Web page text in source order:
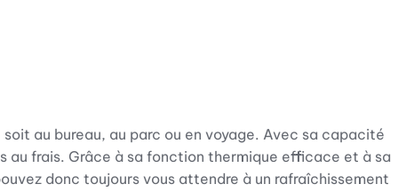
au bureau, au parc ou en voyage. Avec sa capacité
au frais. Grâce à sa fonction thermique efficace et à sa
donc toujours vous attendre à un rafraîchissement